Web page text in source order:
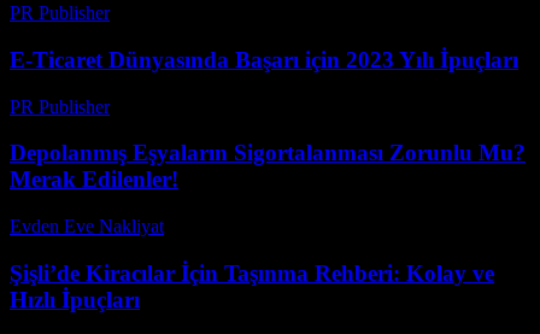
PR Publisher-
E-Ticaret Dünyasında Başarı için 2023 Yılı İpuçları
PR Publisher-
Depolanmış Eşyaların Sigortalanması Zorunlu Mu?
Merak Edilenler!
Evden Eve Nakliyat
Şişli’de Kiracılar İçin Taşınma Rehberi: Kolay ve
Hızlı İpuçları